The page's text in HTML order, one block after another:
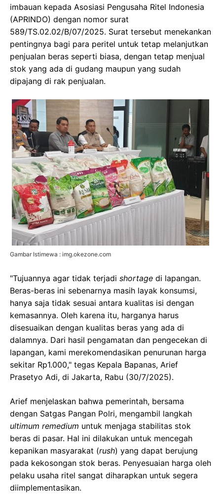
imbauan kepada Asosiasi Pengusaha Ritel Indonesia
(APRINDO) dengan nomor surat
589/TS.02.02/B/07/2025. Surat tersebut menekankan
pentingnya bagi para peritel untuk tetap melanjutkan
penjualan beras seperti biasa, dengan tetap menjual
stok yang ada di gudang maupun yang sudah
dipajang di rak penjualan.
Gambar Istimewa : img.okezone.com
"Tujuannya agar tidak terjadi shortage di lapangan.
Beras-beras ini sebenarnya masih layak konsumsi,
hanya saja tidak sesuai antara kualitas isi dengan
kemasannya. Oleh karena itu, harganya harus
disesuaikan dengan kualitas beras yang ada di
dalamnya. Dari hasil pengamatan dan pengecekan di
lapangan, kami merekomendasikan penurunan harga
sekitar Rp1.000," tegas Kepala Bapanas, Arief
Prasetyo Adi, di Jakarta, Rabu (30/7/2025).
Arief menjelaskan bahwa pemerintah, bersama
dengan Satgas Pangan Polri, mengambil langkah
ultimum remedium untuk menjaga stabilitas stok
beras di pasar. Hal ini dilakukan untuk mencegah
kepanikan masyarakat (rush) yang dapat berujung
pada kekosongan stok beras. Penyesuaian harga oleh
pelaku usaha ritel sangat diharapkan untuk segera
diimplementasikan.